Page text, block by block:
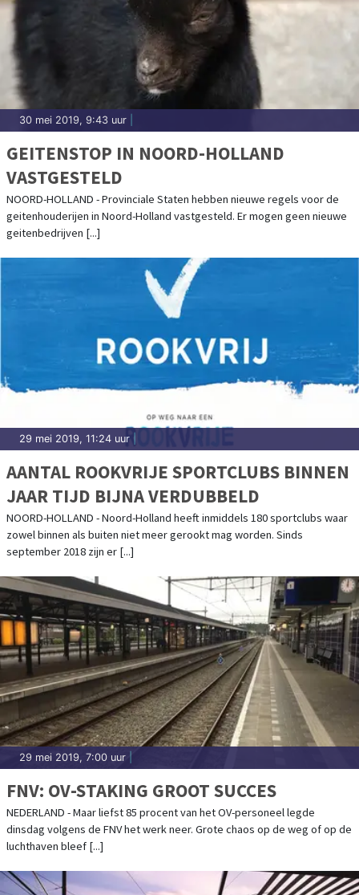
30 mei 2019, 9:43 uur
GEITENSTOP IN NOORD-HOLLAND
VASTGESTELD
NOORD-HOLLAND - Provinciale Staten hebben nieuwe regels voor de
geitenhouderijen in Noord-Holland vastgesteld. Er mogen geen nieuwe
geitenbedrijven [...]
29 mei 2019, 11:24 uur
AANTAL ROOKVRIJE SPORTCLUBS BINNEN
JAAR TIJD BIJNA VERDUBBELD
NOORD-HOLLAND - Noord-Holland heeft inmiddels 180 sportclubs waar
zowel binnen als buiten niet meer gerookt mag worden. Sinds
september 2018 zijn er [...]
29 mei 2019, 7:00 uur
FNV: OV-STAKING GROOT SUCCES
NEDERLAND - Maar liefst 85 procent van het OV-personeel legde
dinsdag volgens de FNV het werk neer. Grote chaos op de weg of op de
luchthaven bleef [...]